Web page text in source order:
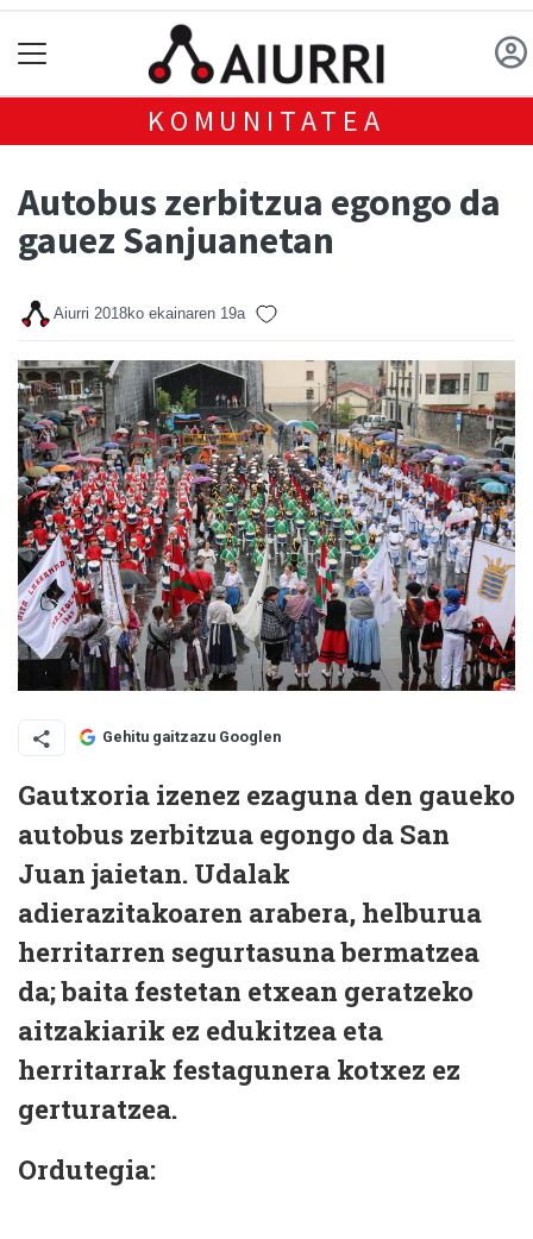
KOMUNITATEA
Autobus zerbitzua egongo da
gauez Sanjuanetan
Aiurri 2018ko ekainaren 19a
Gehitu gaitzazu Googlen
Gautxoria izenez ezaguna den gaueko
autobus zerbitzua egongo da San
Juan jaietan. Udalak
adierazitakoaren arabera, helburua
herritarren segurtasuna bermatzea
da; baita festetan etxean geratzeko
aitzakiarik ez edukitzea eta
herritarrak festagunera kotxez ez
gerturatzea.
Ordutegia: